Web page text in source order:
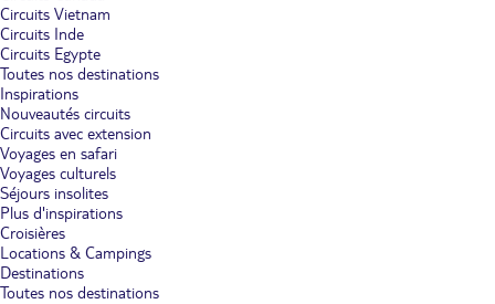
Circuits Vietnam
Circuits Inde
Circuits Egypte
Toutes nos destinations
Inspirations
Nouveautés circuits
Circuits avec extension
Voyages en safari
Voyages culturels
Séjours insolites
Plus d'inspirations
Croisières
Locations & Campings
Destinations
Toutes nos destinations